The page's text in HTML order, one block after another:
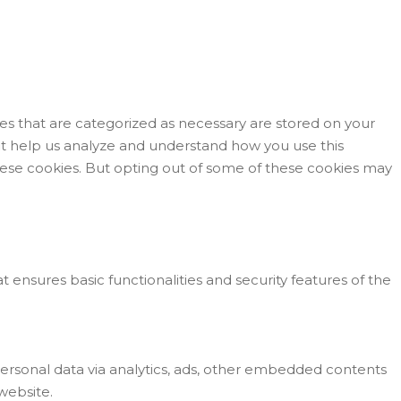
that are categorized as necessary are stored on your
us analyze and understand how you use this
cookies. But opting out of some of these cookies may
basic functionalities and security features of the
data via analytics, ads, other embedded contents